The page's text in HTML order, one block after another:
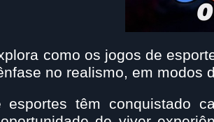
como os jogos de
no realismo, em modos
esportes têm conquistado